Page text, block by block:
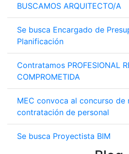
BUSCAMOS ARQUITECTO/A
Se busca Encargado de
Planificación
Contratamos PROFESIONAL
COMPROMETIDA
MEC convoca al concurso de
contratación de personal
Se busca Proyectista BIM